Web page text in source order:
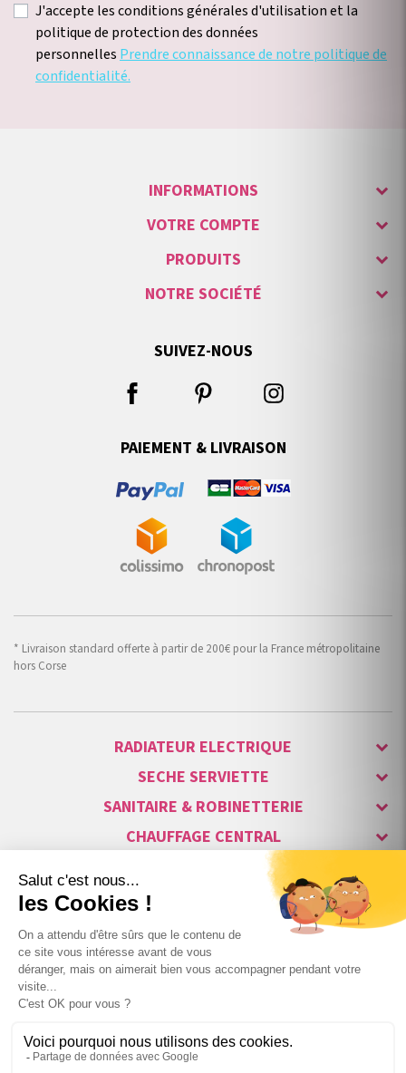
Blanc Brillant
J'accepte les conditions générales d'utilisation et la
politique de protection des données
personnelles Prendre connaissance de notre politique de
confidentialité.
INFORMATIONS
VOTRE COMPTE
PRODUITS
NOTRE SOCIÉTÉ
SUIVEZ-NOUS
PAIEMENT & LIVRAISON
* Livraison standard offerte à partir de 200€ pour la France métropolitaine
hors Corse
RADIATEUR ELECTRIQUE
SECHE SERVIETTE
SANITAIRE & ROBINETTERIE
CHAUFFAGE CENTRAL
ALARME & SÉCURITÉ
MAISON CONNECTÉE
VISIOPHONE & INTERPHONE
LUMINAIRES & ECLAIRAGE